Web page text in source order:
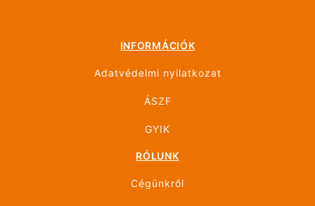
INFORMÁCIÓK
Adatvédelmi nyilatkozat
ÁSZF
GYIK
RÓLUNK
Cégünkről